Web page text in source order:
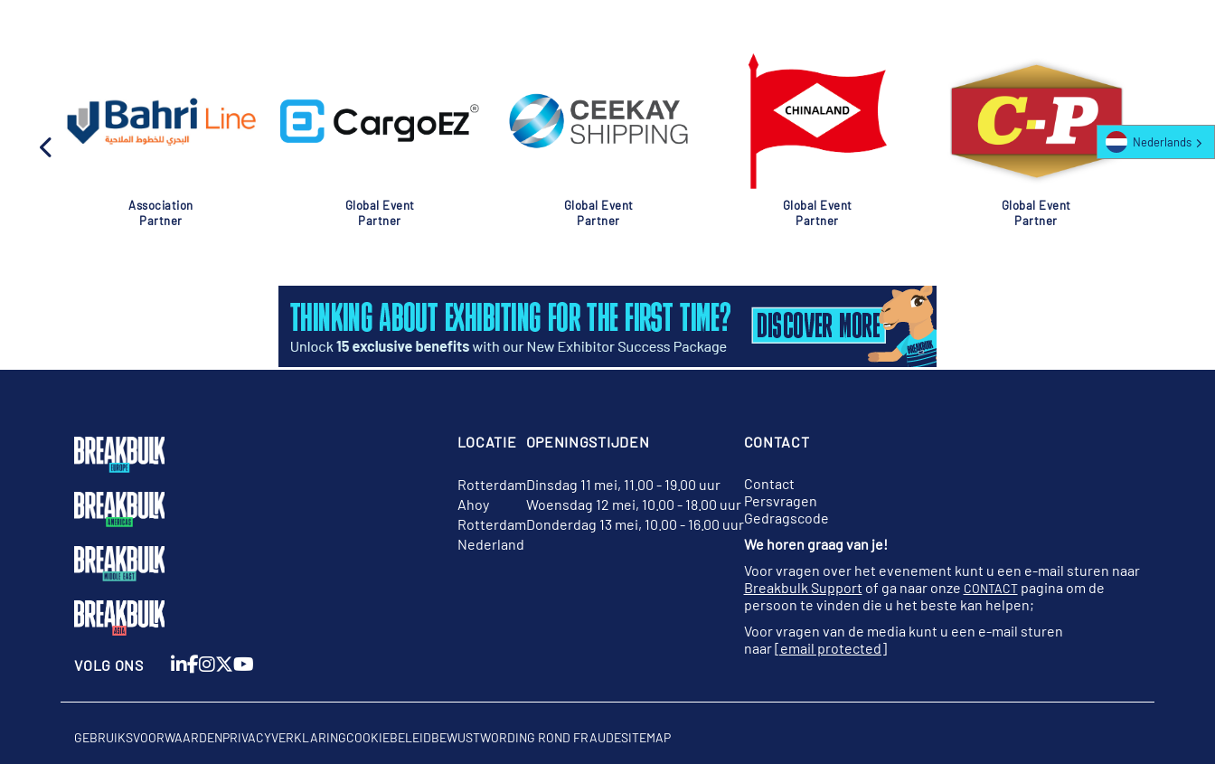
Association
Partner
Global Event
Partner
Global Event
Partner
Global Event
Partner
Global Event
Partner
LOCATIE
Rotterdam
Ahoy
Rotterdam
Nederland
OPENINGSTIJDEN
Dinsdag 11 mei, 11.00 - 19.00 uur
Woensdag 12 mei, 10.00 - 18.00 uur
Donderdag 13 mei, 10.00 - 16.00 uur
CONTACT
Contact
Persvragen
Gedragscode
We horen graag van je!
Voor vragen over het evenement kunt u een e-mail sturen naar
Breakbulk Support of ga naar onze CONTACTpagina om de
persoon te vinden die u het beste kan helpen;
Voor vragen van de media kunt u een e-mail sturen
naar[email protected]
VOLG ONS
GEBRUIKSVOORWAARDENPRIVACYVERKLARINGCOOKIEBELEIDBEWUSTWORDING ROND FRAUDESITEMAP
Nederlands